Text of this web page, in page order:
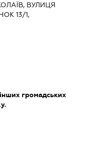
ВУЛИЦЯ
13/1,
інших громадських